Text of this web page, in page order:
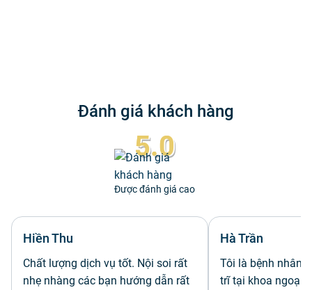
Đánh giá khách hàng
5.0
Được đánh giá cao
Hiền Thu
Chất lượng dịch vụ tốt. Nội soi rất
nhẹ nhàng các bạn hướng dẫn rất
Hà Trần
Tôi là bệnh nhân
trĩ tại khoa ngoại